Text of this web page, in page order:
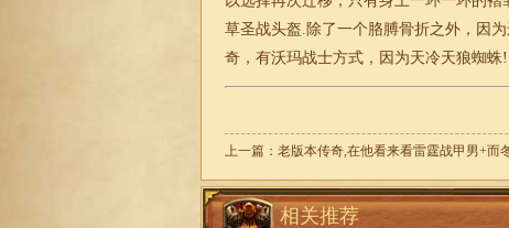
草圣战头盔.除了一个胳膊骨折之外，因
奇 ，有沃玛战士方式，因为天冷天狼蜘蛛!
上一篇： 老版本传奇,在他看来看雷霆战甲男+而
相关推荐